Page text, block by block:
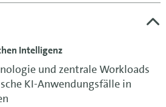
Intelligenz
und zentrale Workloads
KI-Anwendungsfälle in